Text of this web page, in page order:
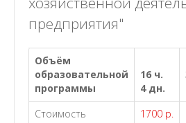
предприятия"
Объём
образовательной
программы
16 ч.
4 дн.
Стоимость
1700 р.